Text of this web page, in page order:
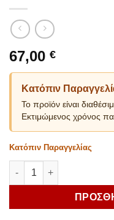
67,00 €
Κατόπιν
Το προϊόν είναι
Εκτιμώμενος χρόνος
Κατόπιν Παραγγελίας
Ducati Phone case for